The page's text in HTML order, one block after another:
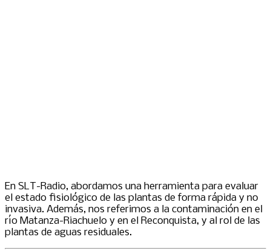
En SLT-Radio, abordamos una herramienta para evaluar
el estado fisiológico de las plantas de forma rápida y no
invasiva. Además, nos referimos a la contaminación en el
río Matanza-Riachuelo y en el Reconquista, y al rol de las
plantas de aguas residuales.